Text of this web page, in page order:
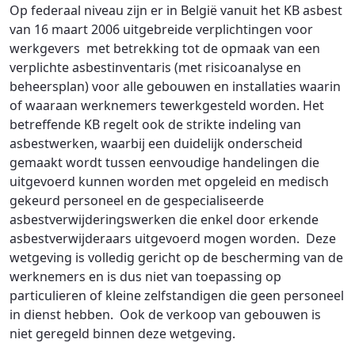
Op federaal niveau zijn er in België vanuit het KB asbest
van 16 maart 2006 uitgebreide verplichtingen voor
werkgevers met betrekking tot de opmaak van een
verplichte asbestinventaris (met risicoanalyse en
beheersplan) voor alle gebouwen en installaties waarin
of waaraan werknemers tewerkgesteld worden. Het
betreffende KB regelt ook de strikte indeling van
asbestwerken, waarbij een duidelijk onderscheid
gemaakt wordt tussen eenvoudige handelingen die
uitgevoerd kunnen worden met opgeleid en medisch
gekeurd personeel en de gespecialiseerde
asbestverwijderingswerken die enkel door erkende
asbestverwijderaars uitgevoerd mogen worden. Deze
wetgeving is volledig gericht op de bescherming van de
werknemers en is dus niet van toepassing op
particulieren of kleine zelfstandigen die geen personeel
in dienst hebben. Ook de verkoop van gebouwen is
niet geregeld binnen deze wetgeving.